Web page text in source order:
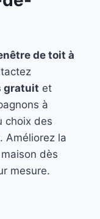
de toit à
gratuit et
à
choix des
Améliorez la
dès
mesure.